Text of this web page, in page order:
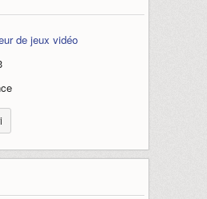
de jeux vidéo